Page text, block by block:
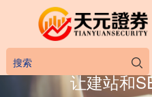
让建站和